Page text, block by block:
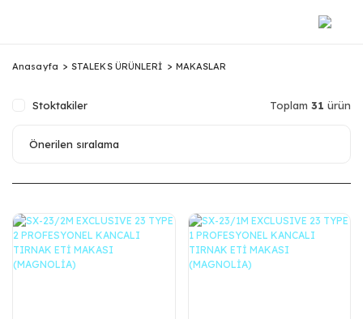
Anasayfa STALEKS ÜRÜNLERİ MAKASLAR
Stoktakiler Toplam 31 ürün